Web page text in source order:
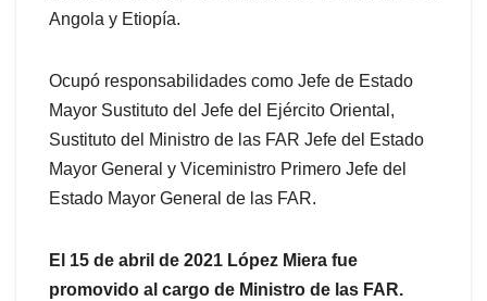
Angola y Etiopía.
Ocupó responsabilidades como Jefe de Estado
Mayor Sustituto del Jefe del Ejército Oriental,
Sustituto del Ministro de las FAR Jefe del Estado
Mayor General y Viceministro Primero Jefe del
Estado Mayor General de las FAR.
El 15 de abril de 2021 López Miera fue
promovido al cargo de Ministro de las FAR.